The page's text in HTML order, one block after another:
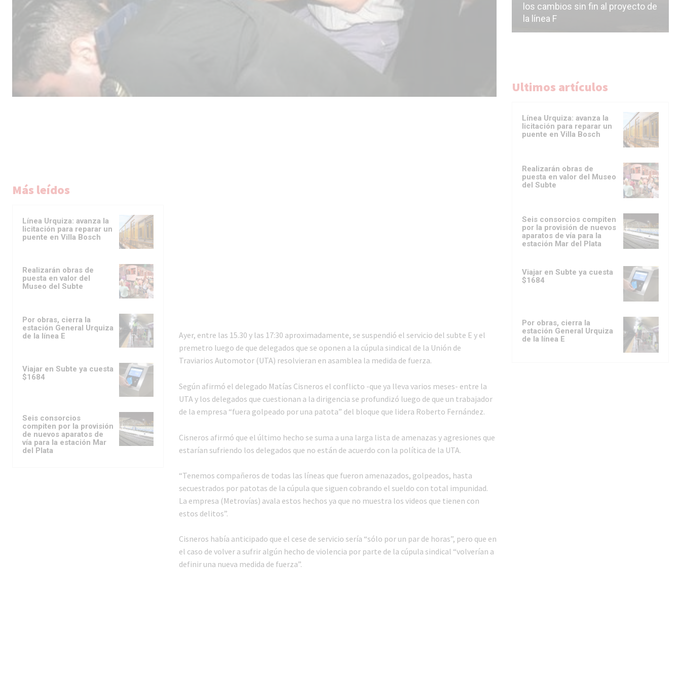
Más leídos
Línea Urquiza: avanza la
licitación para reparar un
puente en Villa Bosch
Realizarán obras de
puesta en valor del
Museo del Subte
Por obras, cierra la
estación General Urquiza
de la línea E
Viajar en Subte ya cuesta
$1684
Seis consorcios
compiten por la provisión
de nuevos aparatos de
vía para la estación Mar
del Plata
Ayer, entre las 15.30 y las 17:30 aproximadamente, se suspendió el servicio del subte E y el
premetro luego de que delegados que se oponen a la cúpula sindical de la Unión de
Traviarios Automotor (UTA) resolvieran en asamblea la medida de fuerza.
Según afirmó el delegado Matías Cisneros el conflicto -que ya lleva varios meses- entre la
UTA y los delegados que cuestionan a la dirigencia se profundizó luego de que un trabajador
de la empresa “fuera golpeado por una patota” del bloque que lidera Roberto Fernández.
Cisneros afirmó que el último hecho se suma a una larga lista de amenazas y agresiones que
estarían sufriendo los delegados que no están de acuerdo con la política de la UTA.
“Tenemos compañeros de todas las líneas que fueron amenazados, golpeados, hasta
secuestrados por patotas de la cúpula que siguen cobrando el sueldo con total impunidad.
La empresa (Metrovías) avala estos hechos ya que no muestra los videos que tienen con
estos delitos”.
Cisneros había anticipado que el cese de servicio sería “sólo por un par de horas”, pero que en
el caso de volver a sufrir algún hecho de violencia por parte de la cúpula sindical “volverían a
definir una nueva medida de fuerza”.
los cambios sin fin al proyecto de
la línea F
Ultimos artículos
Línea Urquiza: avanza la
licitación para reparar un
puente en Villa Bosch
Realizarán obras de
puesta en valor del Museo
del Subte
Seis consorcios compiten
por la provisión de nuevos
aparatos de vía para la
estación Mar del Plata
Viajar en Subte ya cuesta
$1684
Por obras, cierra la
estación General Urquiza
de la línea E